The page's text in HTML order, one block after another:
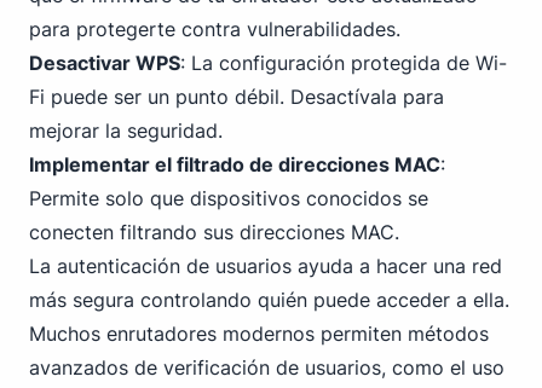
para protegerte contra vulnerabilidades.
Desactivar WPS: La configuración protegida de Wi-
Fi puede ser un punto débil. Desactívala para
mejorar la seguridad.
Implementar el filtrado de direcciones MAC:
Permite solo que dispositivos conocidos se
conecten filtrando sus direcciones MAC.
La autenticación de usuarios ayuda a hacer una red
más segura controlando quién puede acceder a ella.
Muchos enrutadores modernos permiten métodos
avanzados de verificación de usuarios, como el uso